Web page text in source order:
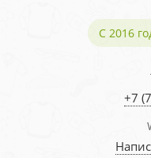
С 2016
+7